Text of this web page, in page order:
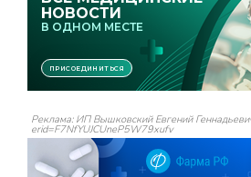
Реклама: ИП Вышковский Евгений
erid=F7NfYUJCUneP5W79xufv